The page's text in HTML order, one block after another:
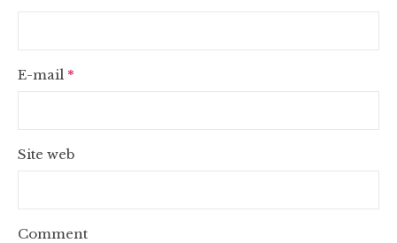
E-mail *
Site web
Comment